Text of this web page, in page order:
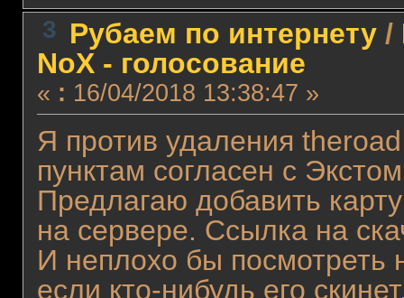
3 Рубаем по интернету/
NoX - голосование
« : 16/04/2018 13:38:47 »
Я против удаления
пунктам согласен с
Предлагаю добавить
на сервере. Ссылка на
И неплохо бы посмотреть
если кто-нибудь его